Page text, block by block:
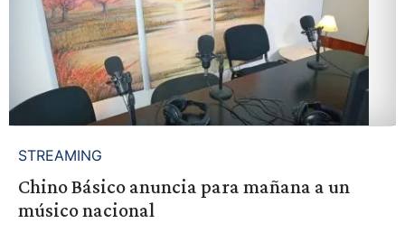
STREAMING
Chino Básico anuncia para mañana a un
músico nacional